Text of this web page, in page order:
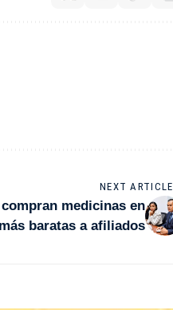
NEXT ARTICLE
medicinas en
baratas a afiliados